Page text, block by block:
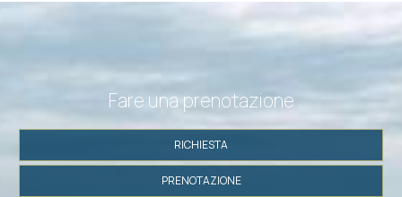
Fare una prenotazione
RICHIESTA
PRENOTAZIONE